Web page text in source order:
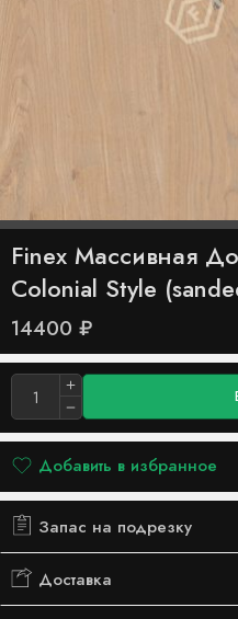
Finex Массивная
Colonial Style
14400 ₽
Добавить в избранное
Добавлено в список
Запас на подрезку
Доставка